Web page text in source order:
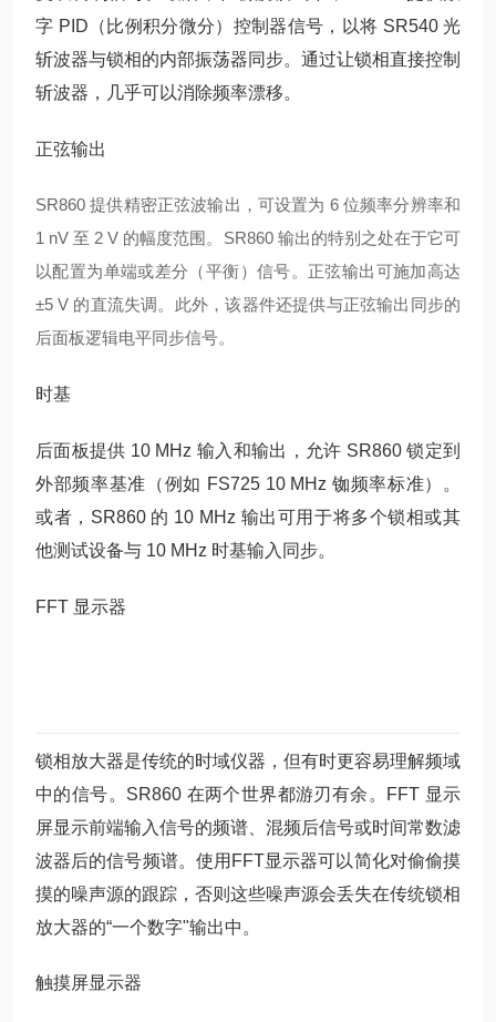
字 PID（比例积分微分）控制器信号，以将 SR540 光
斩波器与锁相的内部振荡器同步。通过让锁相直接控制
斩波器，几乎可以消除频率漂移。
正弦输出
SR860 提供精密正弦波输出，可设置为 6 位频率分辨率和
1 nV 至 2 V 的幅度范围。SR860 输出的特别 之处在于它可
以配置为单端或差分（平衡）信号。正弦输出可施加高达
±5 V 的直流失调。此外，该器件还提供与正弦输出同步的
后面板逻辑电平同步信号。
时基
后面板提供 10 MHz 输入和输出，允许 SR860 锁定到
外部频率基准（例如 FS725 10 MHz 铷频率标准）。
或者，SR860 的 10 MHz 输出可用于将多个锁相或其
他测试设备与 10 MHz 时基输入同步。
FFT 显示器
锁相放大器是传统的时域仪器，但有时更容易理解频域
中的信号。SR860 在两个世界都游刃有余。FFT 显示
屏显示前端输入信号的频谱、混频后信号或时间常数滤
波器后的信号频谱。使用FFT显示器可以简化对偷偷摸
摸的噪声源的跟踪，否则这些噪声源会丢失在传统锁相
放大器的“一个数字"输出中。
触摸屏显示器